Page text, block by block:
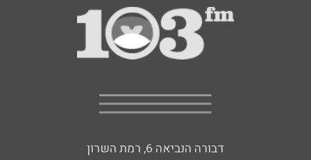
דבורה הנביאה 6, רמת השרון